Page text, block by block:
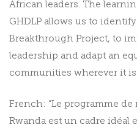
African leaders. The
GHDLP allows us to
Breakthrough Project, to
leadership and adapt an
communities wherever it is
French: “Le programme de
Rwanda est un cadre idéal